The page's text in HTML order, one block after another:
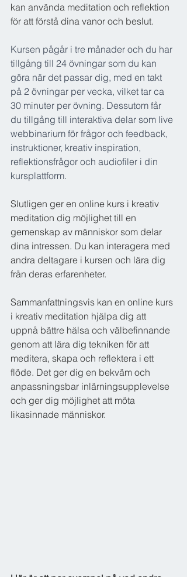
kan använda meditation och reflektion
för att förstå dina vanor och beslut.
Kursen pågår i tre månader och du har
tillgång till 24 övningar som du kan
göra när det passar dig, med en takt
på 2 övningar per vecka, vilket tar ca
30 minuter per övning. Dessutom får
du tillgång till interaktiva delar som live
webbinarium för frågor och feedback,
instruktioner, kreativ inspiration,
reflektionsfrågor och audiofiler i din
kursplattform.
Slutligen ger en online kurs i kreativ
meditation dig möjlighet till en
gemenskap av människor som delar
dina intressen. Du kan interagera med
andra deltagare i kursen och lära dig
från deras erfarenheter.
Sammanfattningsvis kan en online kurs
i kreativ meditation hjälpa dig att
uppnå bättre hälsa och välbefinnande
genom att lära dig tekniken för att
meditera, skapa och reflektera i ett
flöde. Det ger dig en bekväm och
anpassningsbar inlärningsupplevelse
och ger dig möjlighet att möta
likasinnade människor.